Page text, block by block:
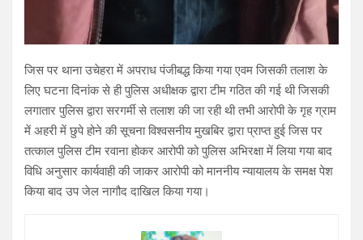
जिस पर थाना उचेहरा में अपराध पंजीबद्ध किया गया एवम जिसकी तलाश के
लिए घटना दिनांक से ही पुलिस अधीक्षक द्वारा टीम गठित की गई थी जिसकी
लगातार पुलिस द्वारा सरगर्मी से तलाश की जा रही थी तभी आरोपी के गृह ग्राम
में अहरी में छुपे होने की सूचना विश्वसनीय मुखबिर द्वारा प्राप्त हुई जिस पर
तत्काल पुलिस टीम रवाना होकर आरोपी को पुलिस अभिरक्षा में लिया गया बाद
विधि अनुसार कार्यवाही की जाकर आरोपी को माननीय न्यायालय के समक्ष पेश
किया बाद उप जेल नागौद दाखिल किया गया।